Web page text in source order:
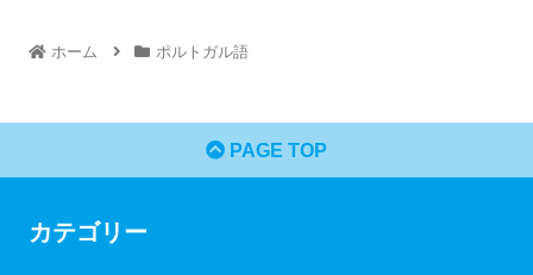
ホーム ポルトガル語
PAGE TOP
カテゴリー